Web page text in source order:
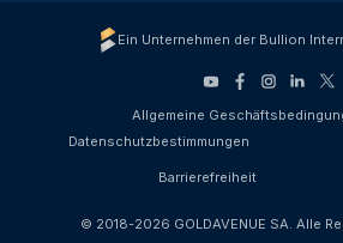
Ein Unternehmen der Bullion
Allgemeine
Datenschutzbestimmungen
Barrierefreiheit
© 2018-2026 GOLDAVENUE SA. Alle